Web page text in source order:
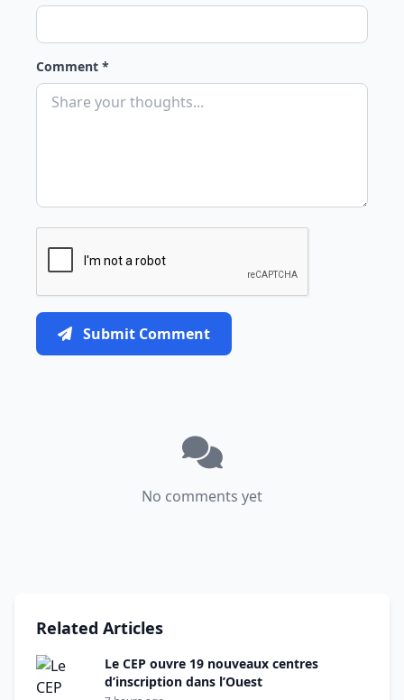
Comment *
Submit Comment
No comments yet
Related Articles
Le CEP ouvre 19 nouveaux centres
d’inscription dans l’Ouest